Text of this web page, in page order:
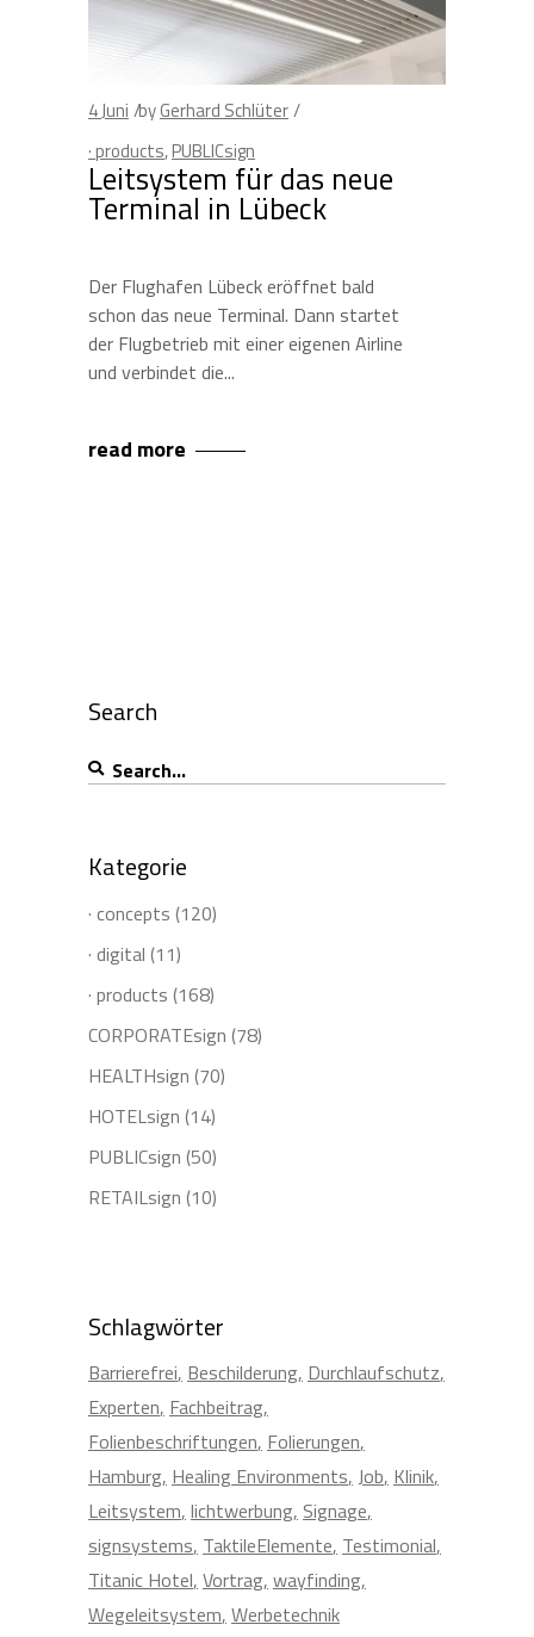
4Juni byGerhard Schlüter
· products,PUBLICsign
Leitsystem für das neue
Terminal in Lübeck
Der Flughafen Lübeck eröffnet bald
schon das neue Terminal. Dann startet
der Flugbetrieb mit einer eigenen Airline
und verbindet die
read more
Search
Search
for:
Kategorie
· concepts (120)
· digital (11)
· products (168)
CORPORATEsign (78)
HEALTHsign (70)
HOTELsign (14)
PUBLICsign (50)
RETAILsign (10)
Schlagwörter
Barrierefrei Beschilderung Durchlaufschutz
Experten Fachbeitrag
Folienbeschriftungen Folierungen
Hamburg Healing Environments Job Klinik
Leitsystem lichtwerbung Signage
signsystems TaktileElemente Testimonial
Titanic Hotel Vortrag wayfinding
Wegeleitsystem Werbetechnik